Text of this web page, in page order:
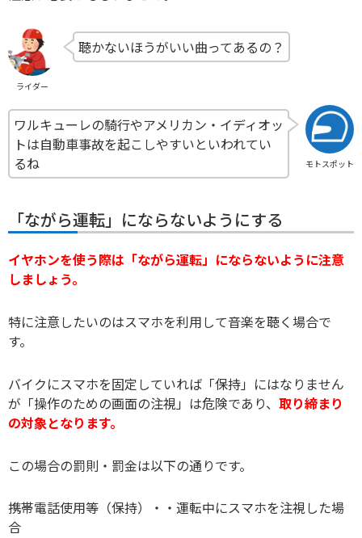
ライダー
聴かないほうがいい曲ってあるの？
モトスポット
ワルキューレの騎行やアメリカン・イディオッ
トは自動車事故を起こしやすいといわれてい
るね
「ながら運転」にならないようにする
イヤホンを使う際は「ながら運転」にならないように注意
しましょう。
特に注意したいのはスマホを利用して音楽を聴く場合で
す。
バイクにスマホを固定していれば「保持」にはなりません
が「操作のための画面の注視」は危険であり、 取り締まり
の対象となります。
この場合の罰則・罰金は以下の通りです。
携帯電話使用等（保持）・・運転中にスマホを注視した場
合